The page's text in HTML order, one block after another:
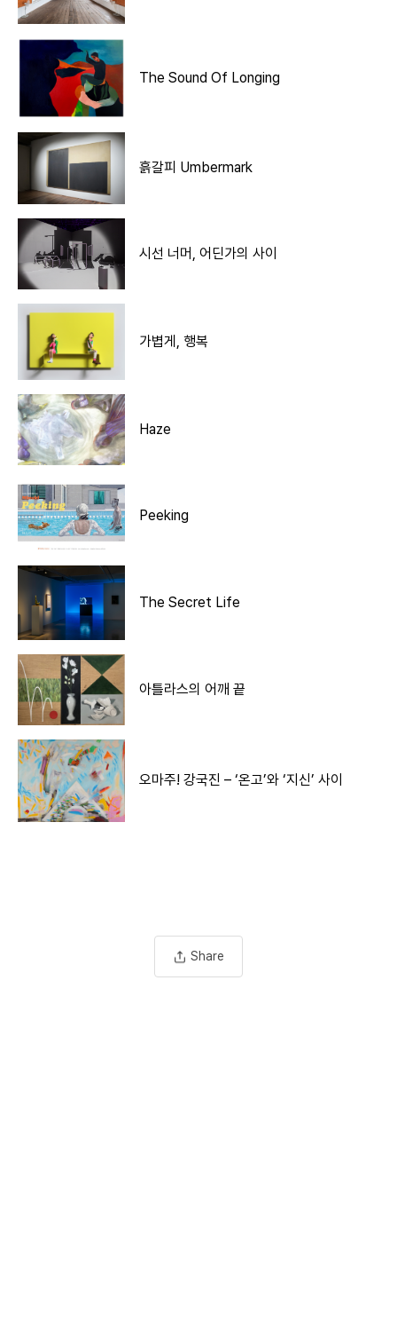
The Sound Of Longing
흙갈피 Umbermark
시선 너머, 어딘가의 사이
가볍게, 행복
Haze
Peeking
The Secret Life
아틀라스의 어깨 끝
오마주! 강국진 – ‘온고’와 ‘지신’ 사이
Share